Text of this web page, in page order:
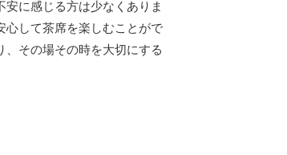
に感じる方は少なくありま
心して茶席を楽しむことがで
その場その時を大切にする